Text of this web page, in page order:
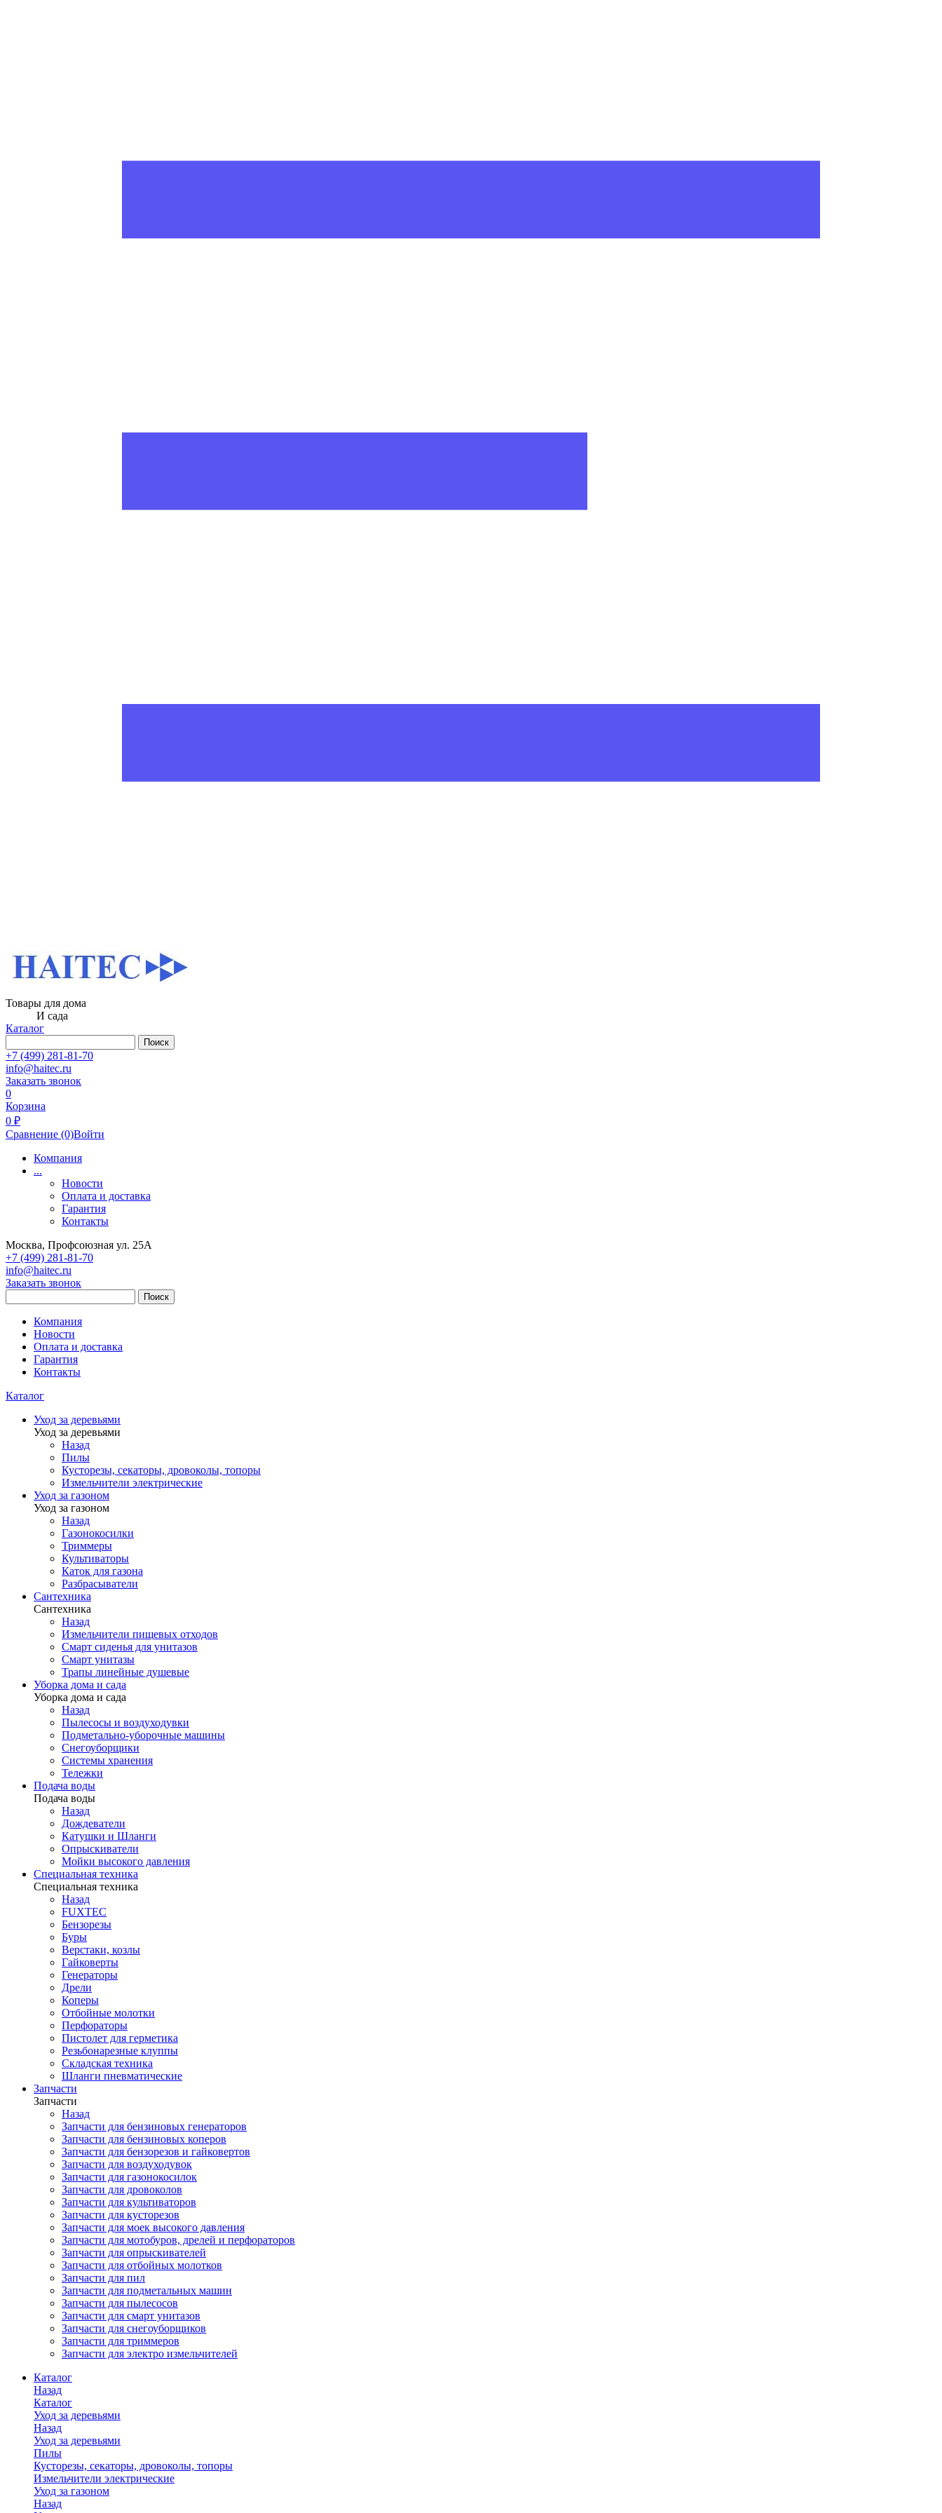
Товары для дома
И сада
Каталог
Поиск
+7 (499) 281-81-70
info@haitec.ru
Заказать звонок
0
Корзина
0 ₽
Сравнение (0)Войти
Компания
...
Новости
Оплата и доставка
Гарантия
Контакты
Москва, Профсоюзная ул. 25А
+7 (499) 281-81-70
info@haitec.ru
Заказать звонок
Поиск
Компания
Новости
Оплата и доставка
Гарантия
Контакты
Каталог
Уход за деревьями
Уход за деревьями
Назад
Пилы
Кусторезы, секаторы, дровоколы, топоры
Измельчители электрические
Уход за газоном
Уход за газоном
Назад
Газонокосилки
Триммеры
Культиваторы
Каток для газона
Разбрасыватели
Сантехника
Сантехника
Назад
Измельчители пищевых отходов
Смарт сиденья для унитазов
Смарт унитазы
Трапы линейные душевые
Уборка дома и сада
Уборка дома и сада
Назад
Пылесосы и воздуходувки
Подметально-уборочные машины
Снегоуборщики
Системы хранения
Тележки
Подача воды
Подача воды
Назад
Дождеватели
Катушки и Шланги
Опрыскиватели
Мойки высокого давления
Специальная техника
Специальная техника
Назад
FUXTEC
Бензорезы
Буры
Верстаки, козлы
Гайковерты
Генераторы
Дрели
Коперы
Отбойные молотки
Перфораторы
Пистолет для герметика
Резьбонарезные клуппы
Складская техника
Шланги пневматические
Запчасти
Запчасти
Назад
Запчасти для бензиновых генераторов
Запчасти для бензиновых коперов
Запчасти для бензорезов и гайковертов
Запчасти для воздуходувок
Запчасти для газонокосилок
Запчасти для дровоколов
Запчасти для культиваторов
Запчасти для кусторезов
Запчасти для моек высокого давления
Запчасти для мотобуров, дрелей и перфораторов
Запчасти для опрыскивателей
Запчасти для отбойных молотков
Запчасти для пил
Запчасти для подметальных машин
Запчасти для пылесосов
Запчасти для смарт унитазов
Запчасти для снегоуборщиков
Запчасти для триммеров
Запчасти для электро измельчителей
Каталог
Назад
Каталог
Уход за деревьями
Назад
Уход за деревьями
Пилы
Кусторезы, секаторы, дровоколы, топоры
Измельчители электрические
Уход за газоном
Назад